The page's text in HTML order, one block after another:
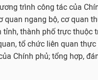
trình công tác của
quan ngang bộ, cơ quan
tỉnh, thành phố trực thuộc
tổ chức liên quan
Chính phủ; tổng hợp,